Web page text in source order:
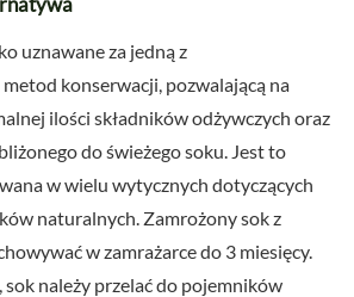
uznawane za jedną z
konserwacji, pozwalającą na
ilości składników odżywczych oraz
do świeżego soku. Jest to
w wielu wytycznych dotyczących
naturalnych. Zamrożony sok z
w zamrażarce do 3 miesięcy.
sok należy przelać do pojemników